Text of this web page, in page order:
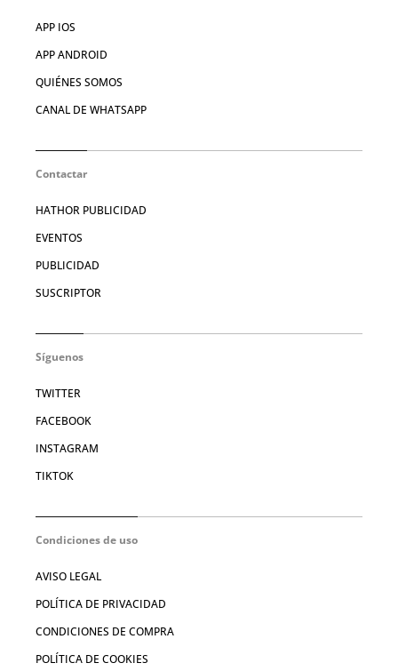
APP IOS
APP ANDROID
QUIÉNES SOMOS
CANAL DE WHATSAPP
Contactar
HATHOR PUBLICIDAD
EVENTOS
PUBLICIDAD
SUSCRIPTOR
Síguenos
TWITTER
FACEBOOK
INSTAGRAM
TIKTOK
Condiciones de uso
AVISO LEGAL
POLÍTICA DE PRIVACIDAD
CONDICIONES DE COMPRA
POLÍTICA DE COOKIES